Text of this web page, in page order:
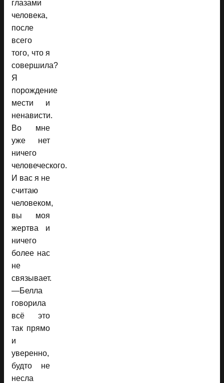
глазами
человека,
после
всего
того, что я
совершила?
Я
порождение
мести и
ненависти.
Во мне
уже нет
ничего
человеческого.
И вас я не
считаю
человеком,
вы моя
жертва и
ничего
более нас
не
связывает.
—Белла
говорила
всё это
так прямо
и
уверенно,
будто не
несла